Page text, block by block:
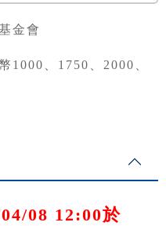
金會
1000、1750、2000、
08 12:00於